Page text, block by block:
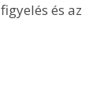
és az